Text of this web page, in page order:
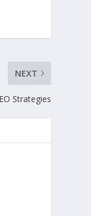
NEXT
Strategies